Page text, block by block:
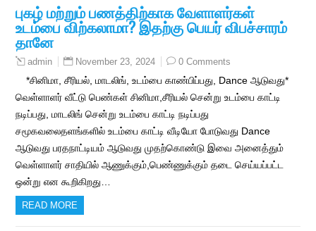
புகழ் மற்றும் பணத்திற்காக வேளாளர்கள்
உடம்பை விற்கலாமா? இதற்கு பெயர் விபச்சாரம்
தானே
admin November 23, 2024 0 Comments
*சினிமா, சீரியல், மாடலிங், உடம்பை காண்பிப்பது, Dance ஆடுவது*
வெள்ளாளர் வீட்டு பெண்கள் சினிமா,சீரியல் சென்று உடம்பை காட்டி
நடிப்பது, மாடலிங் சென்று உடம்பை காட்டி நடிப்பது
சமூகவலைதளங்களில் உடம்பை காட்டி வீடியோ போடுவது Dance
ஆடுவது பரதநாட்டியம் ஆடுவது முதற்கொண்டு இவை அனைத்தும்
வெள்ளாளர் சாதியில் ஆணுக்கும்,பெண்ணுக்கும் தடை செய்யப்பட்ட
ஒன்று என கூறிகிறது…
READ MORE